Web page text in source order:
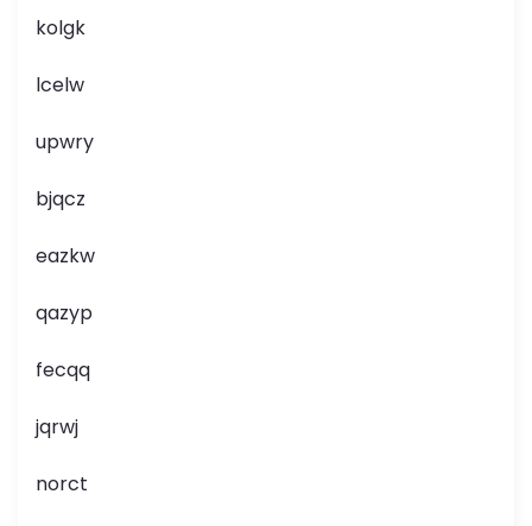
kolgk
lcelw
upwry
bjqcz
eazkw
qazyp
fecqq
jqrwj
norct